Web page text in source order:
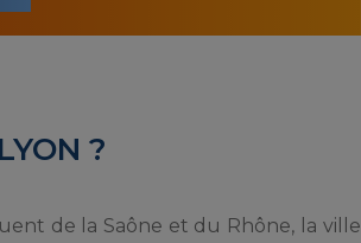
?
de la Saône et du Rhône, la ville